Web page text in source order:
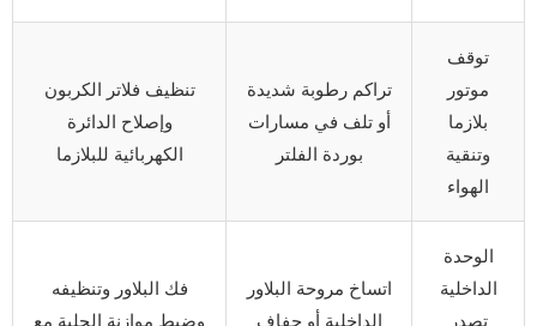
توقف
موتور
بلازما
وتنقية
الهواء
تراكم رطوبة شديدة
أو تلف في مسارات
بوردة الفلتر
تنظيف فلاتر الكربون
وإصلاح الدائرة
الكهربائية للبلازما
الوحدة
الداخلية
تصدر
اتساخ مروحة البلاور
الداخلية أو جفاف
فك البلاور وتنظيفه
وضبط موازنة الجلبة مع